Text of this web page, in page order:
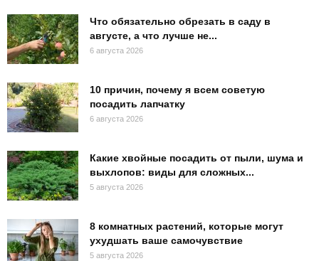
Что обязательно обрезать в саду в
августе, а что лучше не...
6 августа 2026
10 причин, почему я всем советую
посадить лапчатку
6 августа 2026
Какие хвойные посадить от пыли, шума и
выхлопов: виды для сложных...
5 августа 2026
8 комнатных растений, которые могут
ухудшать ваше самочувствие
5 августа 2026